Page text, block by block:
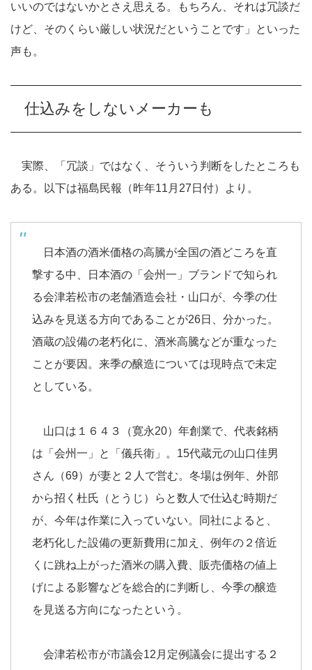
いいのではないかとさえ思える。もちろん、それは冗談だ
けど、そのくらい厳しい状況だということです」といった
声も。
仕込みをしないメーカーも
実際、「冗談」ではなく、そういう判断をしたところも
ある。以下は福島民報（昨年11月27日付）より。
日本酒の酒米価格の高騰が全国の酒どころを直
撃する中、日本酒の「会州一」ブランドで知られ
る会津若松市の老舗酒造会社・山口が、今季の仕
込みを見送る方向であることが26日、分かった。
酒蔵の設備の老朽化に、酒米高騰などが重なった
ことが要因。来季の醸造については現時点で未定
としている。
山口は１６４３（寛永20）年創業で、代表銘柄
は「会州一」と「儀兵衛」。15代蔵元の山口佳男
さん（69）が妻と２人で営む。冬場は例年、外部
から招く杜氏（とうじ）らと数人で仕込む時期だ
が、今年は作業に入っていない。同社によると、
老朽化した設備の更新費用に加え、例年の２倍近
くに跳ね上がった酒米の購入費、販売価格の値上
げによる影響などを総合的に判断し、今季の醸造
を見送る方向になったという。
会津若松市が市議会12月定例議会に提出する２